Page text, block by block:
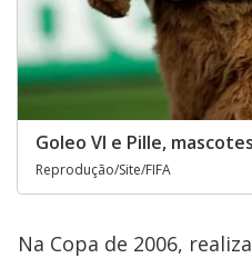
Goleo VI e Pille,
Reprodução/Site/FIFA
Na Copa de 2006,